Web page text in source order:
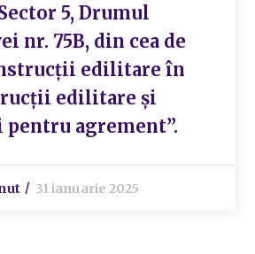
5, Drumul
nr. 75B, din cea de
edilitare în
edilitare și
agrement”.
31 ianuarie 2025